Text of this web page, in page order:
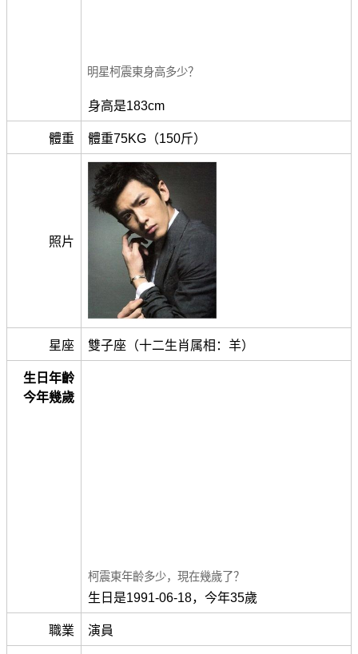
明星柯震東身高多少？
身高是183cm
體重 體重75KG（150斤）
照片
星座 雙子座（十二生肖属相：羊）
生日年齡
今年幾歲
柯震東年齡多少，現在幾歲了？
生日是1991-06-18，今年35歲
職業 演員